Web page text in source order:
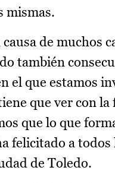
mismas.
de muchos
también
el que estamos
que ver con
que lo que
felicitado a
de Toledo.